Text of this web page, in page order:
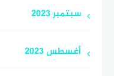
سبتمبر 2023
أغسطس 2023